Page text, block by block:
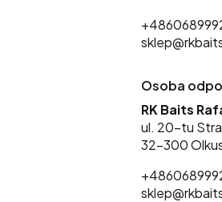
Osoba
RK Baits
ul. 20-tu
32-300